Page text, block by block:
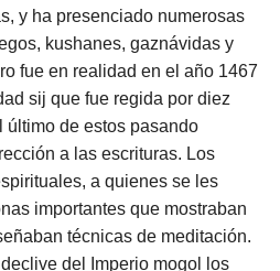
y ha presenciado numerosas
kushanes, gaznávidas y
fue en realidad en el año 1467
sij que fue regida por diez
último de estos pasando
a las escrituras. Los
a quienes se les
importantes que mostraban
técnicas de meditación.
del Imperio mogol los